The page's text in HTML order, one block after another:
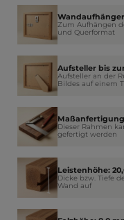
Wandaufhänger
Zum Aufhängen
und Querformat
Aufsteller bis
Aufsteller an der
Bildes auf einem
Dieser Rahmen
gefertigt werden
Leistenhöhe:
Dicke bzw. Tiefe
Wand auf